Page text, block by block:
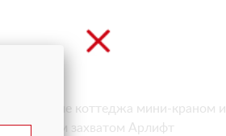
Остекление коттеджа мини-краном и
вакуумным захватом Арлифт